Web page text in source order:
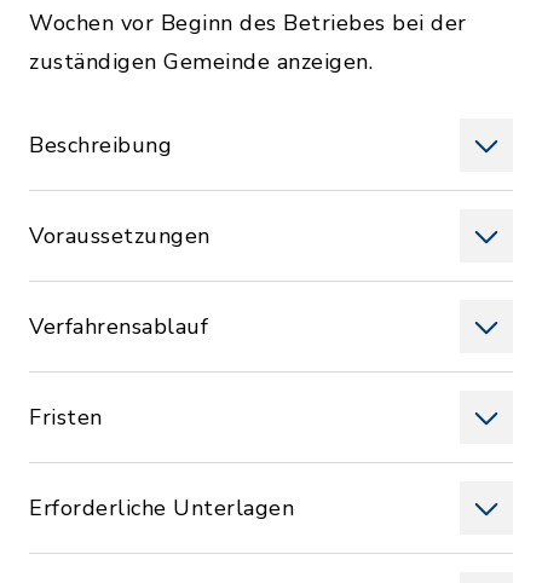
Wochen vor Beginn des Betriebes bei der
zuständigen Gemeinde anzeigen.
Beschreibung
Voraussetzungen
Verfahrensablauf
Fristen
Erforderliche Unterlagen